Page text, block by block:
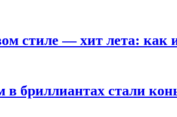
стиле — хит лета: как
в бриллиантах стали